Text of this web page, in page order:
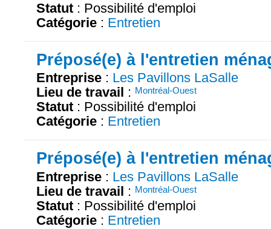
Statut : Possibilité d'emploi
Catégorie : Entretien
Préposé(e) à l'entretien
Entreprise : Les Pavillons LaSalle
Lieu de travail : Montréal-Ouest
Statut : Possibilité d'emploi
Catégorie : Entretien
Préposé(e) à l'entretien
Entreprise : Les Pavillons LaSalle
Lieu de travail : Montréal-Ouest
Statut : Possibilité d'emploi
Catégorie : Entretien